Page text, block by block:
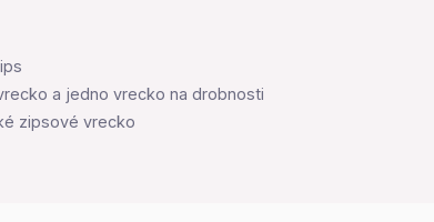
a jedno vrecko na drobnosti
zipsové vrecko